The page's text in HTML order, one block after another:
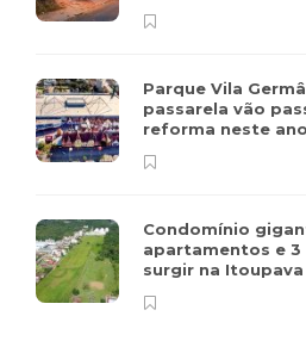
Parque Vila
passarela vão
reforma neste ano
Condomínio
apartamentos e
surgir na Itoupava